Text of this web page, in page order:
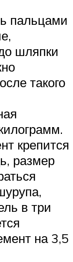
пальцами
шляпки
такого
крепится
размер
в три
на 3,5